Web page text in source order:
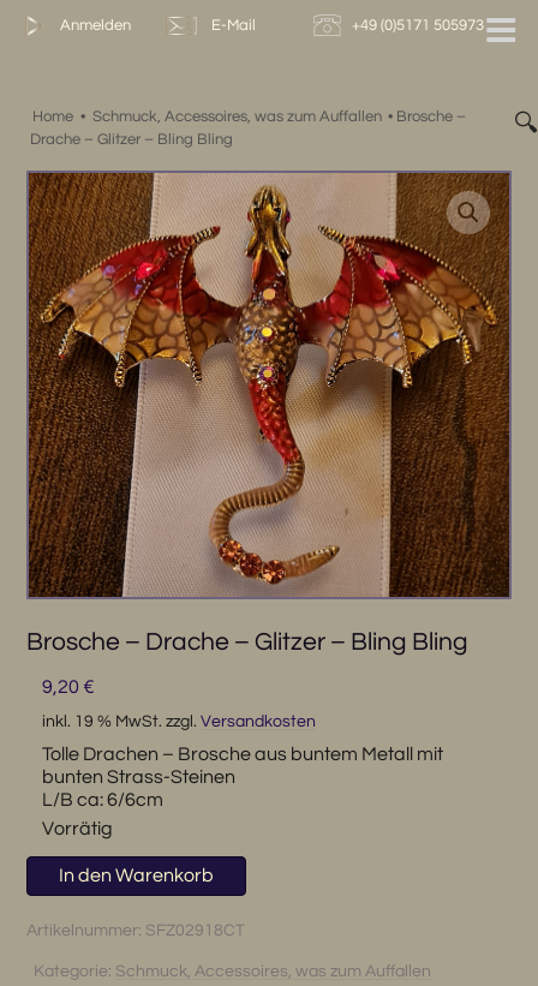
Zum
Anmelden E-Mail +49 (0)5171 505973
Home • Schmuck, Accessoires, was zum Auffallen • Brosche –
Drache – Glitzer – Bling Bling
🔍
Brosche – Drache – Glitzer – Bling Bling
9,20 €
inkl. 19 % MwSt. zzgl. Versandkosten
Tolle Drachen – Brosche aus buntem Metall mit
bunten Strass-Steinen
L/B ca: 6/6cm
Vorrätig
Brosche
-
Drache
Glitzer
In den Warenkorb
Artikelnummer: SFZ02918CT
Kategorie: Schmuck, Accessoires, was zum Auffallen